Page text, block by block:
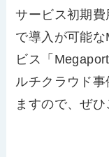
サービス初期
で導入が可能
ビス「
ルチクラウド
ますので、ぜひ